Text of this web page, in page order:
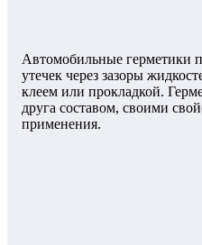
Автомобильные герметики
утечек через зазоры
клеем или прокладкой.
друга составом, своими
применения.